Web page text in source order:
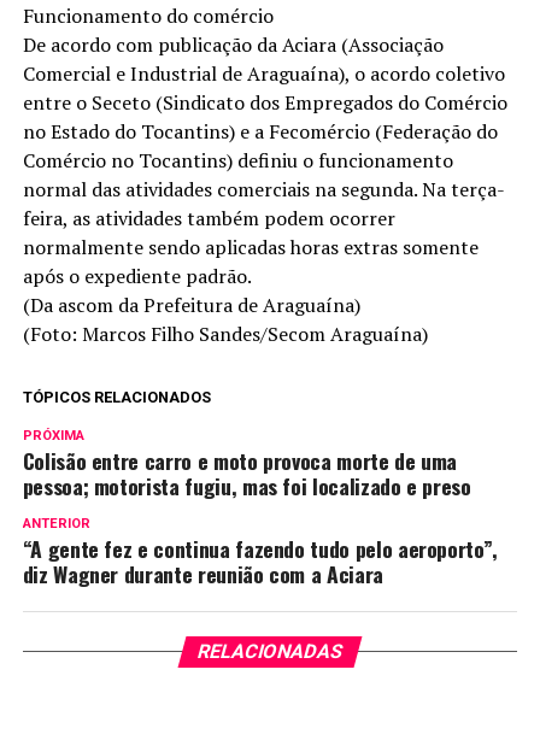
Funcionamento do comércio
De acordo com publicação da Aciara (Associação
Comercial e Industrial de Araguaína), o acordo coletivo
entre o Seceto (Sindicato dos Empregados do Comércio
no Estado do Tocantins) e a Fecomércio (Federação do
Comércio no Tocantins) definiu o funcionamento
normal das atividades comerciais na segunda. Na terça-
feira, as atividades também podem ocorrer
normalmente sendo aplicadas horas extras somente
após o expediente padrão.
(Da ascom da Prefeitura de Araguaína)
(Foto: Marcos Filho Sandes/Secom Araguaína)
TÓPICOS RELACIONADOS
PRÓXIMA
Colisão entre carro e moto provoca morte de uma
pessoa; motorista fugiu, mas foi localizado e preso
ANTERIOR
“A gente fez e continua fazendo tudo pelo aeroporto”,
diz Wagner durante reunião com a Aciara
RELACIONADAS